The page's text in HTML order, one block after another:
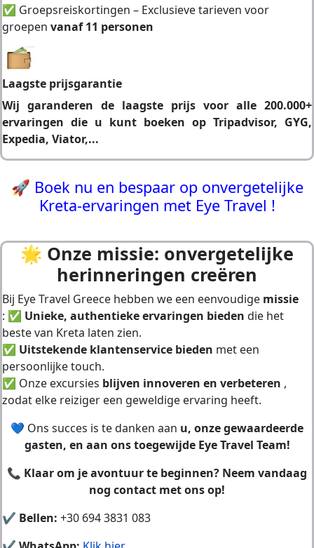
✅ Groepsreiskortingen – Exclusieve tarieven voor
groepen vanaf 11 personen
Laagste prijsgarantie
Wij garanderen de laagste prijs voor alle 200.000+
ervaringen die u kunt boeken op Tripadvisor, GYG,
Expedia, Viator,...
🚀 Boek nu en bespaar op onvergetelijke
Kreta-ervaringen met Eye Travel !
🌟 Onze missie: onvergetelijke
herinneringen creëren
Bij Eye Travel Greece hebben we een eenvoudige missie
: ✅ Unieke, authentieke ervaringen bieden die het
beste van Kreta laten zien.
✅ Uitstekende klantenservice bieden met een
persoonlijke touch.
✅ Onze excursies blijven innoveren en verbeteren ,
zodat elke reiziger een geweldige ervaring heeft.
💙 Ons succes is te danken aan u, onze gewaardeerde
gasten, en aan ons toegewijde Eye Travel Team!
📞 Klaar om je avontuur te beginnen? Neem vandaag
nog contact met ons op!
✔ Bellen: +30 694 3831 083